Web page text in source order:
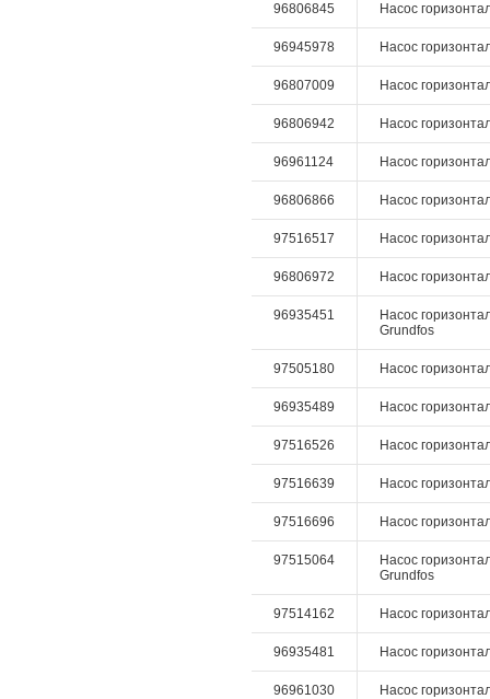
96806845 Насос
96945978 Насос
96807009 Насос
96806942 Насос
96961124 Насос
96806866 Насос
97516517 Насос
96806972 Насос
96935451
Насос
Grundfos
97505180 Насос
96935489 Насос
97516526 Насос
97516639 Насос
97516696 Насос
97515064
Насос
Grundfos
97514162 Насос
96935481 Насос
96961030 Насос